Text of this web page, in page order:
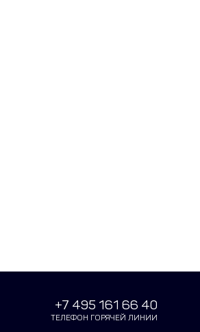
+7 495 161 66 40
ТЕЛЕФОН ГОРЯЧЕЙ ЛИНИИ